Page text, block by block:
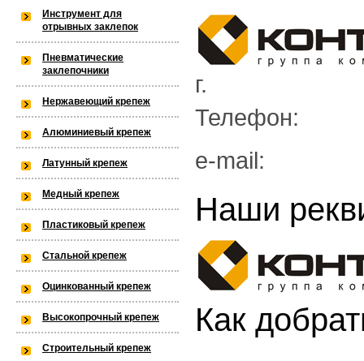
г.
Телефон:
e-mail:
Наши
Как
Инструмент для
отрывных заклепок
Пневматические
заклепочники
Нержавеющий крепеж
Алюминиевый крепеж
Латунный крепеж
Медный крепеж
Пластиковый крепеж
Стальной крепеж
Оцинкованный крепеж
Высокопрочный крепеж
Строительный крепеж
k97/lang) is not within the
/var/www/privarka-k97/data/
k97.ru/bitrix/modules/main/lib/
Warning: is_dir(): open_basedir
not within the allowed path(s): (/
/var/www/privarka-k97/data/
k97.ru/bitrix/modules/main/lib/
Warning: is_dir(): open_basedir
within the allowed path(s): (/var/